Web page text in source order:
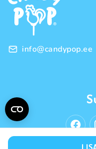
Hulgimüük
info@candypop.ee